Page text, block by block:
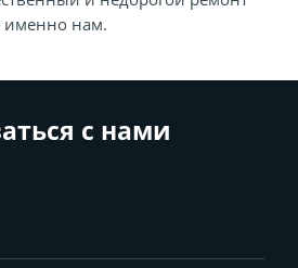
именно нам.
с нами